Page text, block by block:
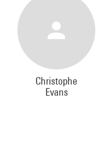
Christophe
Evans